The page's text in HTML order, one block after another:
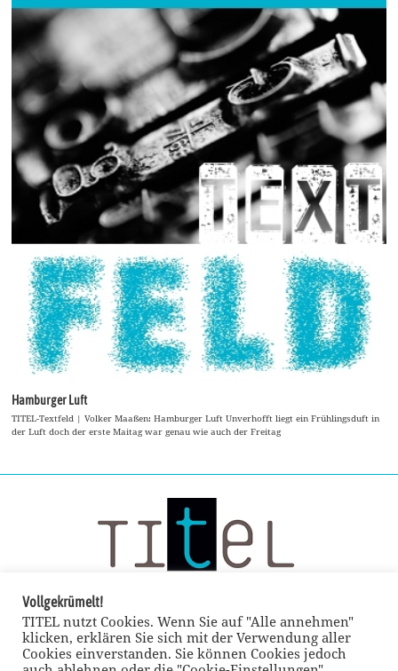
Hamburger Luft
TITEL-Textfeld | Volker Maaßen: Hamburger Luft Unverhofft liegt ein Frühlingsduft in
der Luft doch der erste Maitag war genau wie auch der Freitag
Vollgekrümelt!
TITEL nutzt Cookies. Wenn Sie auf "Alle annehmen"
klicken, erklären Sie sich mit der Verwendung aller
Cookies einverstanden. Sie können Cookies jedoch